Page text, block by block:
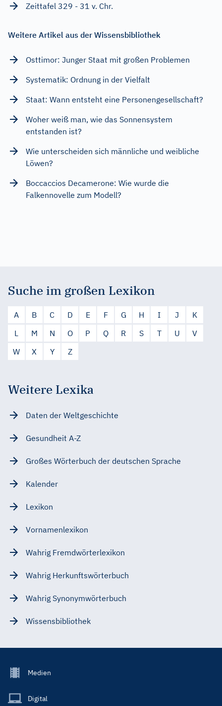
Zeittafel 329 - 31 v. Chr.
Weitere Artikel aus der Wissensbibliothek
Osttimor: Junger Staat mit großen Problemen
Systematik: Ordnung in der Vielfalt
Staat: Wann entsteht eine Personengesellschaft?
Woher weiß man, wie das Sonnensystem
entstanden ist?
Wie unterscheiden sich männliche und weibliche
Löwen?
Boccaccios Decamerone: Wie wurde die
Falkennovelle zum Modell?
Suche im großen Lexikon
A B C D E F G H I J
K
L
M N O P Q R S T U
V
W
X Y Z
Weitere Lexika
Daten der Weltgeschichte
Gesundheit A-Z
Großes Wörterbuch der deutschen Sprache
Kalender
Lexikon
Vornamenlexikon
Wahrig Fremdwörterlexikon
Wahrig Herkunftswörterbuch
Wahrig Synonymwörterbuch
Wissensbibliothek
Footer
Main
Medien
Digital